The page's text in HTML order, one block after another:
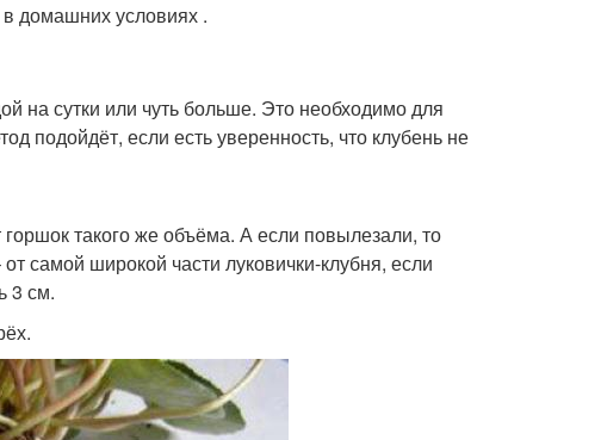
домашних условиях .
на сутки или чуть больше. Это необходимо для
подойдёт, если есть уверенность, что клубень не
такого же объёма. А если повылезали, то
самой широкой части луковички-клубня, если
3 см.